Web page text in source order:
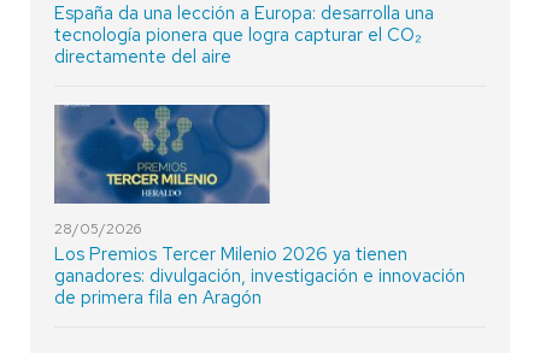
España da una lección a Europa: desarrolla una
tecnología pionera que logra capturar el CO₂
directamente del aire
28/05/2026
Los Premios Tercer Milenio 2026 ya tienen
ganadores: divulgación, investigación e innovación
de primera fila en Aragón